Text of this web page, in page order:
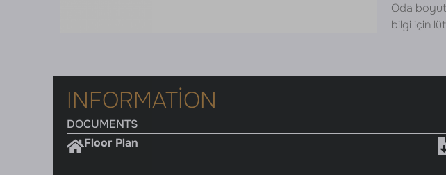
Oda
bilgi için
INFORMATION
DOCUMENTS
Floor Plan